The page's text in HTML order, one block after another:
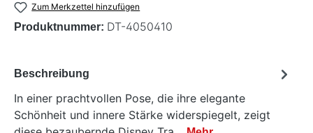
Zum Merkzettel hinzufügen
Produktnummer: DT-4050410
Beschreibung
In einer prachtvollen Pose, die ihre elegante
Schönheit und innere Stärke widerspiegelt, zeigt